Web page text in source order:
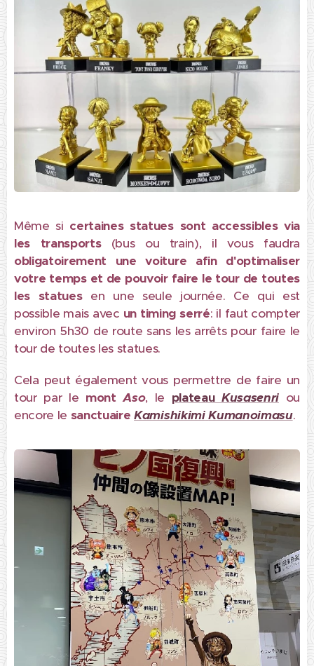
Même si certaines statues sont accessibles via
les transports(bus ou train), il vous faudra
obligatoirement une voiture afin d'optimaliser
votre temps et de pouvoir faire le tour de toutes
les statuesen une seule journée. Ce qui est
possible mais avec un timing serré: il faut compter
environ 5h30 de route sans les arrêts pour faire le
tour de toutes les statues.
Cela peut également vous permettre de faire un
tour par le montAso, le plateau Kusasenriou
encore le sanctuaireKamishikimi Kumanoimasu.